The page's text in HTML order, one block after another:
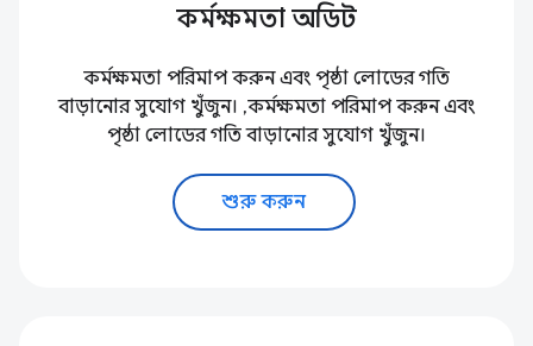
কর্মক্ষমতা অডিট
কর্মক্ষমতা পরিমাপ করুন এবং পৃষ্ঠা লোডের গতি
বাড়ানোর সুযোগ খুঁজুন। ,কর্মক্ষমতা পরিমাপ করুন এবং
পৃষ্ঠা লোডের গতি বাড়ানোর সুযোগ খুঁজুন।
শুরু করুন